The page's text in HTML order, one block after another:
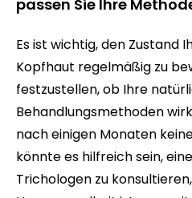
passen Sie Ihre
Es ist wichtig, den Zustand
Kopfhaut regelmäßig zu
festzustellen, ob Ihre
Behandlungsmethoden
nach einigen Monaten
könnte es hilfreich sein,
Trichologen zu